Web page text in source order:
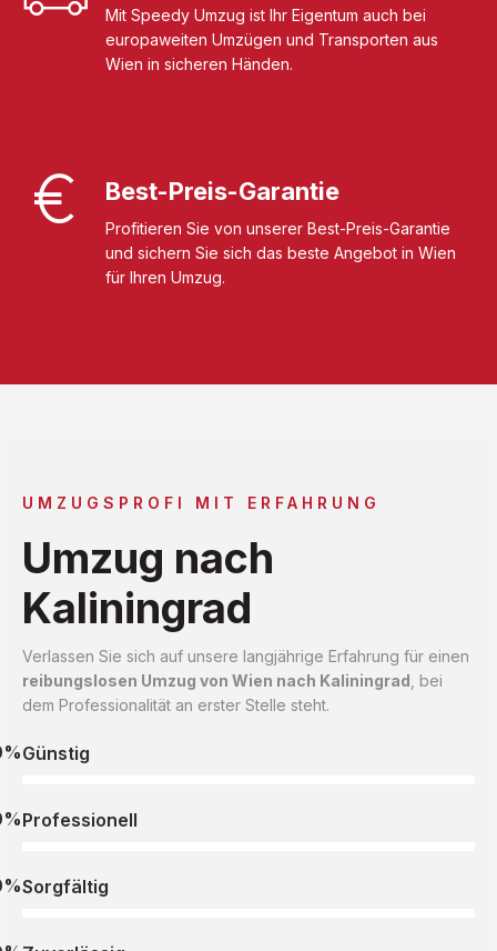
Mit Speedy Umzug ist Ihr Eigentum auch bei
europaweiten Umzügen und Transporten aus
Wien in sicheren Händen.
Best-Preis-Garantie
Profitieren Sie von unserer Best-Preis-Garantie
und sichern Sie sich das beste Angebot in Wien
für Ihren Umzug.
UMZUGSPROFI MIT ERFAHRUNG
Umzug nach
Kaliningrad
Verlassen Sie sich auf unsere langjährige Erfahrung für einen
reibungslosen Umzug von Wien nach Kaliningrad , bei
dem Professionalität an erster Stelle steht.
Günstig
Professionell
Sorgfältig